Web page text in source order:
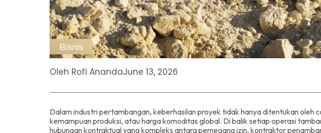
Bisnis
Oleh Rofi AnandaJune 13, 2026
Dalam industri pertambangan, keberhasilan proyek tidak hanya ditentukan oleh
kemampuan produksi, atau harga komoditas global. Di balik setiap operasi
hubungan kontraktual yang kompleks antara pemegang izin, kontraktor